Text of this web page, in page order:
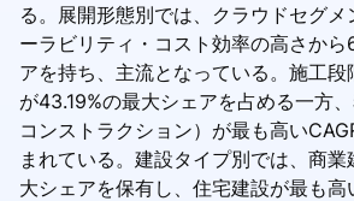
る。展開形態別では、クラウドセグ
ーラビリティ・コスト効率の高さから
アを持ち、主流となっている。施工
が43.19%の最大シェアを占める一方
コンストラクション）が最も高い
まれている。建設タイプ別では、商
大シェアを保有し、住宅建設が最も